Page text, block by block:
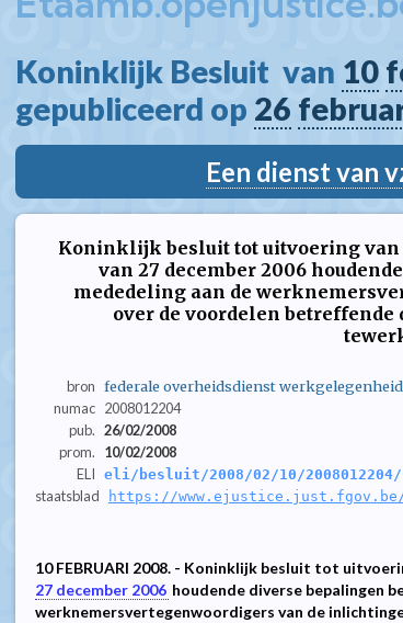
Koninklijk Besluit  van 10
gepubliceerd op 26
Een dienst van
Koninklijk besluit tot uitvoering van
van 27 december 2006
mededeling aan de
over de voordelen betreffende
bron federale overheidsdienst
numac 2008012204
pub. 26/02/2008
prom.
10/02/2008
ELI eli/besluit/2008/02/10/
staatsblad https://
10 FEBRUARI 2008. - Koninklijk besluit tot
27 december 2006 houdende diverse bepalingen
werknemersvertegenwoordigers van de